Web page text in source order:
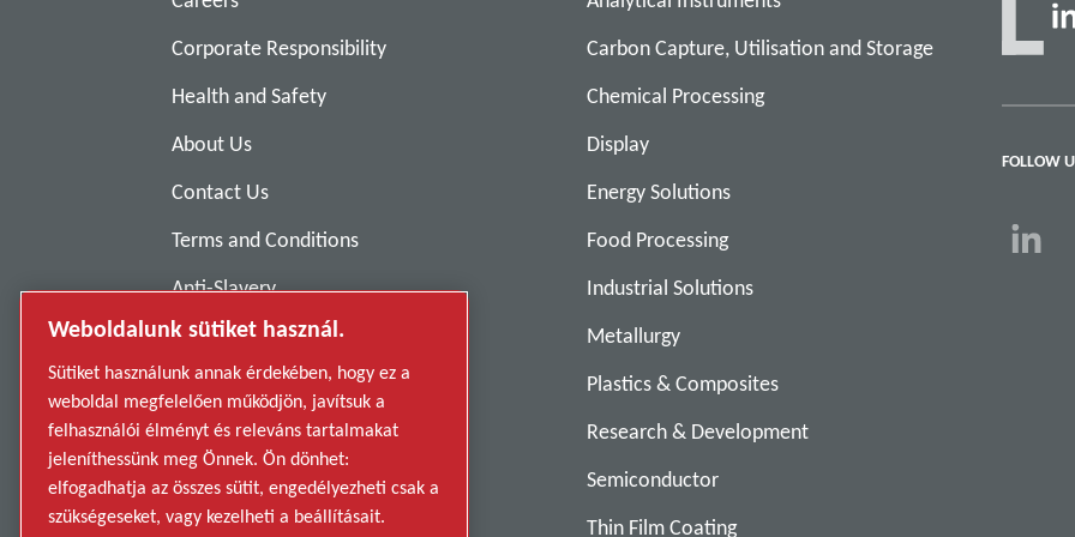
Corporate Responsibility
Health and Safety
About Us
Contact Us
Terms and Conditions
Anti-Slavery
Privacy Policy
Report Misconduct
Suppliers
Accessibility
Carbon Capture, Utilisation and Storage
Chemical Processing
Display
Energy Solutions
Food Processing
Industrial Solutions
Metallurgy
Plastics & Composites
Research & Development
Semiconductor
Thin Film Coating
FOLLOW
Weboldalunk sütiket használ.
Sütiket használunk annak érdekében, hogy ez a
weboldal megfelelően működjön, javítsuk a
felhasználói élményt és releváns tartalmakat
jeleníthessünk meg Önnek. Ön dönhet:
elfogadhatja az összes sütit, engedélyezheti csak a
szükségeseket, vagy kezelheti a beállításait.